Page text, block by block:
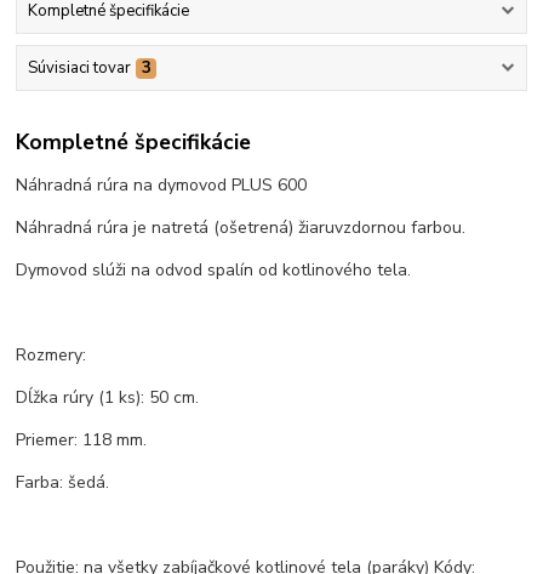
Kompletné špecifikácie
Súvisiaci tovar 3
Kompletné špecifikácie
Náhradná rúra na dymovod PLUS 600
Náhradná rúra je natretá (ošetrená) žiaruvzdornou farbou.
Dymovod slúži na odvod spalín od kotlinového tela.
Rozmery:
Dĺžka rúry (1 ks): 50 cm.
Priemer: 118 mm.
Farba: šedá.
Použitie: na všetky zabíjačkové kotlinové tela (paráky) Kódy: